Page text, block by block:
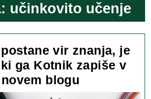
učinkovito učenje
vir znanja, je
ga Kotnik zapiše v
novem blogu